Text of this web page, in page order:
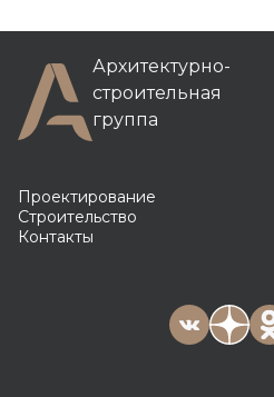
Архитектурно-
строительная
группа
Проектирование
Строительство
Контакты